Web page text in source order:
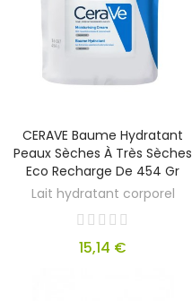
CERAVE Baume Hydratant
Peaux Sèches À Très Sèches
Eco Recharge De 454 Gr
Lait hydratant corporel
15,14 €